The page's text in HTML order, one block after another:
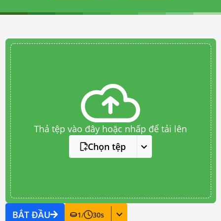
Thả tệp vào đây hoặc nhấp để tải lên
Chọn tệp
BẮT ĐẦU 1/ 30s